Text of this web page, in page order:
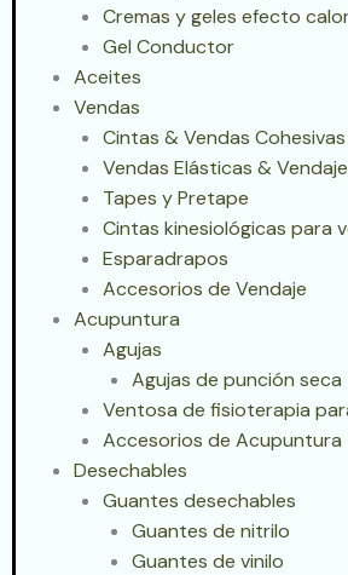
Cremas y geles efecto
Gel Conductor
Aceites
Vendas
Cintas & Vendas Cohesivas
Vendas Elásticas &
Tapes y Pretape
Cintas kinesiológicas para
Esparadrapos
Accesorios de Vendaje
Acupuntura
Agujas
Agujas de punción seca
Ventosa de fisioterapia
Accesorios de Acupuntura
Desechables
Guantes desechables
Guantes de nitrilo
Guantes de vinilo